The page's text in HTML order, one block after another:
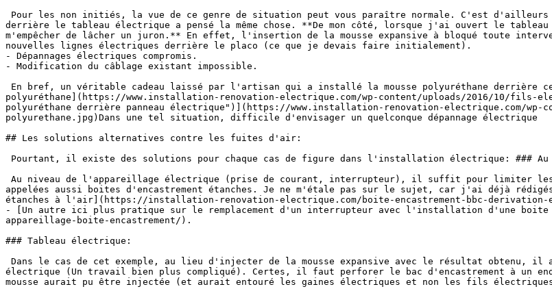
derrière le tableau électrique a pensé la même chose. **De mon côté, lorsque j'ai ouvert le
m'empêcher de lâcher un juron.** En effet, l'insertion de la mousse expansive à bloqué toute
nouvelles lignes électriques derrière le placo (ce que je devais faire initialement).
- Dépannages électriques compromis.
- Modification du câblage existant impossible.
polyuréthane](https://www.installation-renovation-electrique.com/wp-content/uploads/2016/10/fils-
polyuréthane derrière panneau électrique")](https://www.installation-renovation-electrique.com/wp-
polyurethane.jpg)Dans une tel situation, difficile d'envisager un quelconque dépannage électrique
## Les solutions alternatives contre les fuites d'air:
appelées aussi boites d'encastrement étanches. Je ne m'étale pas sur le sujet, car j'ai déjà
étanches à l'air](https://installation-renovation-electrique.com/boite-encastrement-bbc-derivation-
- [Un autre ici plus pratique sur le remplacement d'un interrupteur avec l'installation d'une
appareillage-boite-encastrement/).
### Tableau électrique:
électrique (Un travail bien plus compliqué). Certes, il faut perforer le bac d'encastrement à un
mousse aurait pu être injectée (et aurait entouré les gaines électriques et non les fils